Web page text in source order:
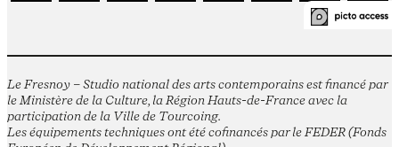
Le Fresnoy – Studio national des arts contemporains est financé par
le Ministère de la Culture, la Région Hauts-de-France avec la
participation de la Ville de Tourcoing.
Les équipements techniques ont été cofinancés par le FEDER (Fonds